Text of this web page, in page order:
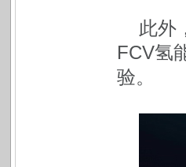
此外
FCV氢
验。